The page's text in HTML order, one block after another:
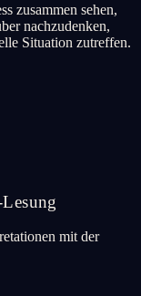
zusammen sehen,
nachzudenken,
Situation zutreffen.
mit der